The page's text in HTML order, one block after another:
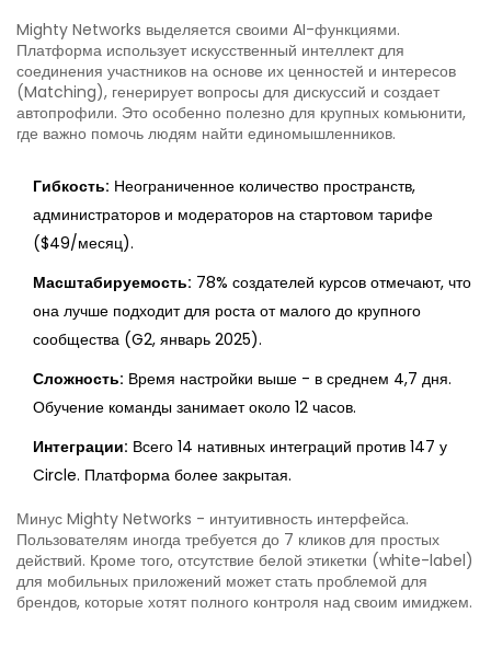
Mighty Networks выделяется своими AI-функциями.
Платформа использует искусственный интеллект для
соединения участников на основе их ценностей и интересов
(Matching), генерирует вопросы для дискуссий и создает
автопрофили. Это особенно полезно для крупных комьюнити,
где важно помочь людям найти единомышленников.
Гибкость: Неограниченное количество пространств,
администраторов и модераторов на стартовом тарифе
($49/месяц).
Масштабируемость: 78% создателей курсов отмечают, что
она лучше подходит для роста от малого до крупного
сообщества (G2, январь 2025).
Сложность: Время настройки выше - в среднем 4,7 дня.
Обучение команды занимает около 12 часов.
Интеграции: Всего 14 нативных интеграций против 147 у
Circle. Платформа более закрытая.
Минус Mighty Networks - интуитивность интерфейса.
Пользователям иногда требуется до 7 кликов для простых
действий. Кроме того, отсутствие белой этикетки (white-label)
для мобильных приложений может стать проблемой для
брендов, которые хотят полного контроля над своим имиджем.